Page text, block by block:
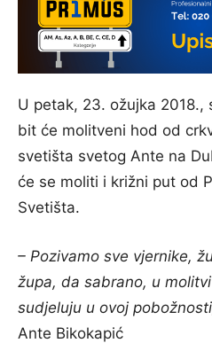
U petak, 23. ožujka 2018.,
bit će molitveni hod od
svetišta svetog Ante na
će se moliti i križni put od
Svetišta.
– Pozivamo sve vjernike,
župa, da sabrano, u
sudjeluju u ovoj
Ante Bikokapić